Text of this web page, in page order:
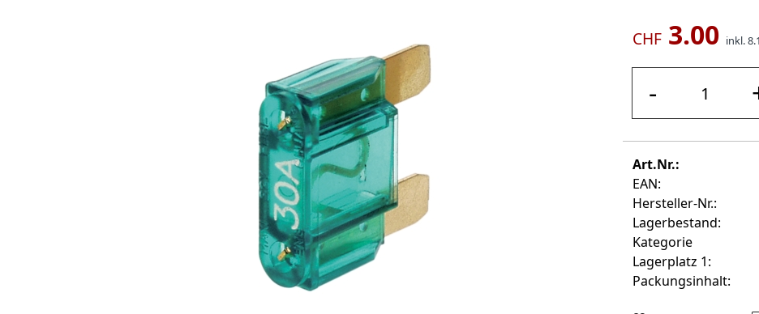
CHF3.00 inkl.
-
Art.Nr.:
EAN:
Hersteller-Nr.:
Lagerbestand:
Kategorie
Lagerplatz 1:
Packungsinhalt: